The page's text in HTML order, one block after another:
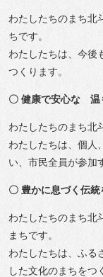
わたしたちのまち北
ちです。
わたしたちは、今後
つくります。
〇 健康で安心な 温
わたしたちのまち北
わたしたちは、個人
い、市民全員が参加
〇 豊かに息づく伝
わたしたちのまち北
まちです。
わたしたちは、ふる
した文化のまちをつ